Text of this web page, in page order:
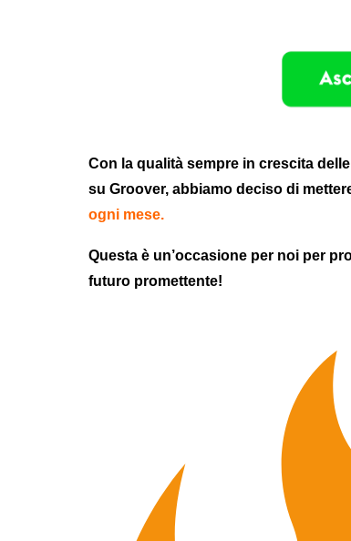
Con la qualità sempre in crescita
su Groover, abbiamo deciso di
ogni mese.
Questa è un’occasione per noi per
futuro promettente!